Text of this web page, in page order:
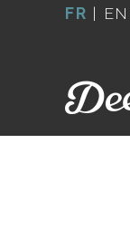
FR | EN